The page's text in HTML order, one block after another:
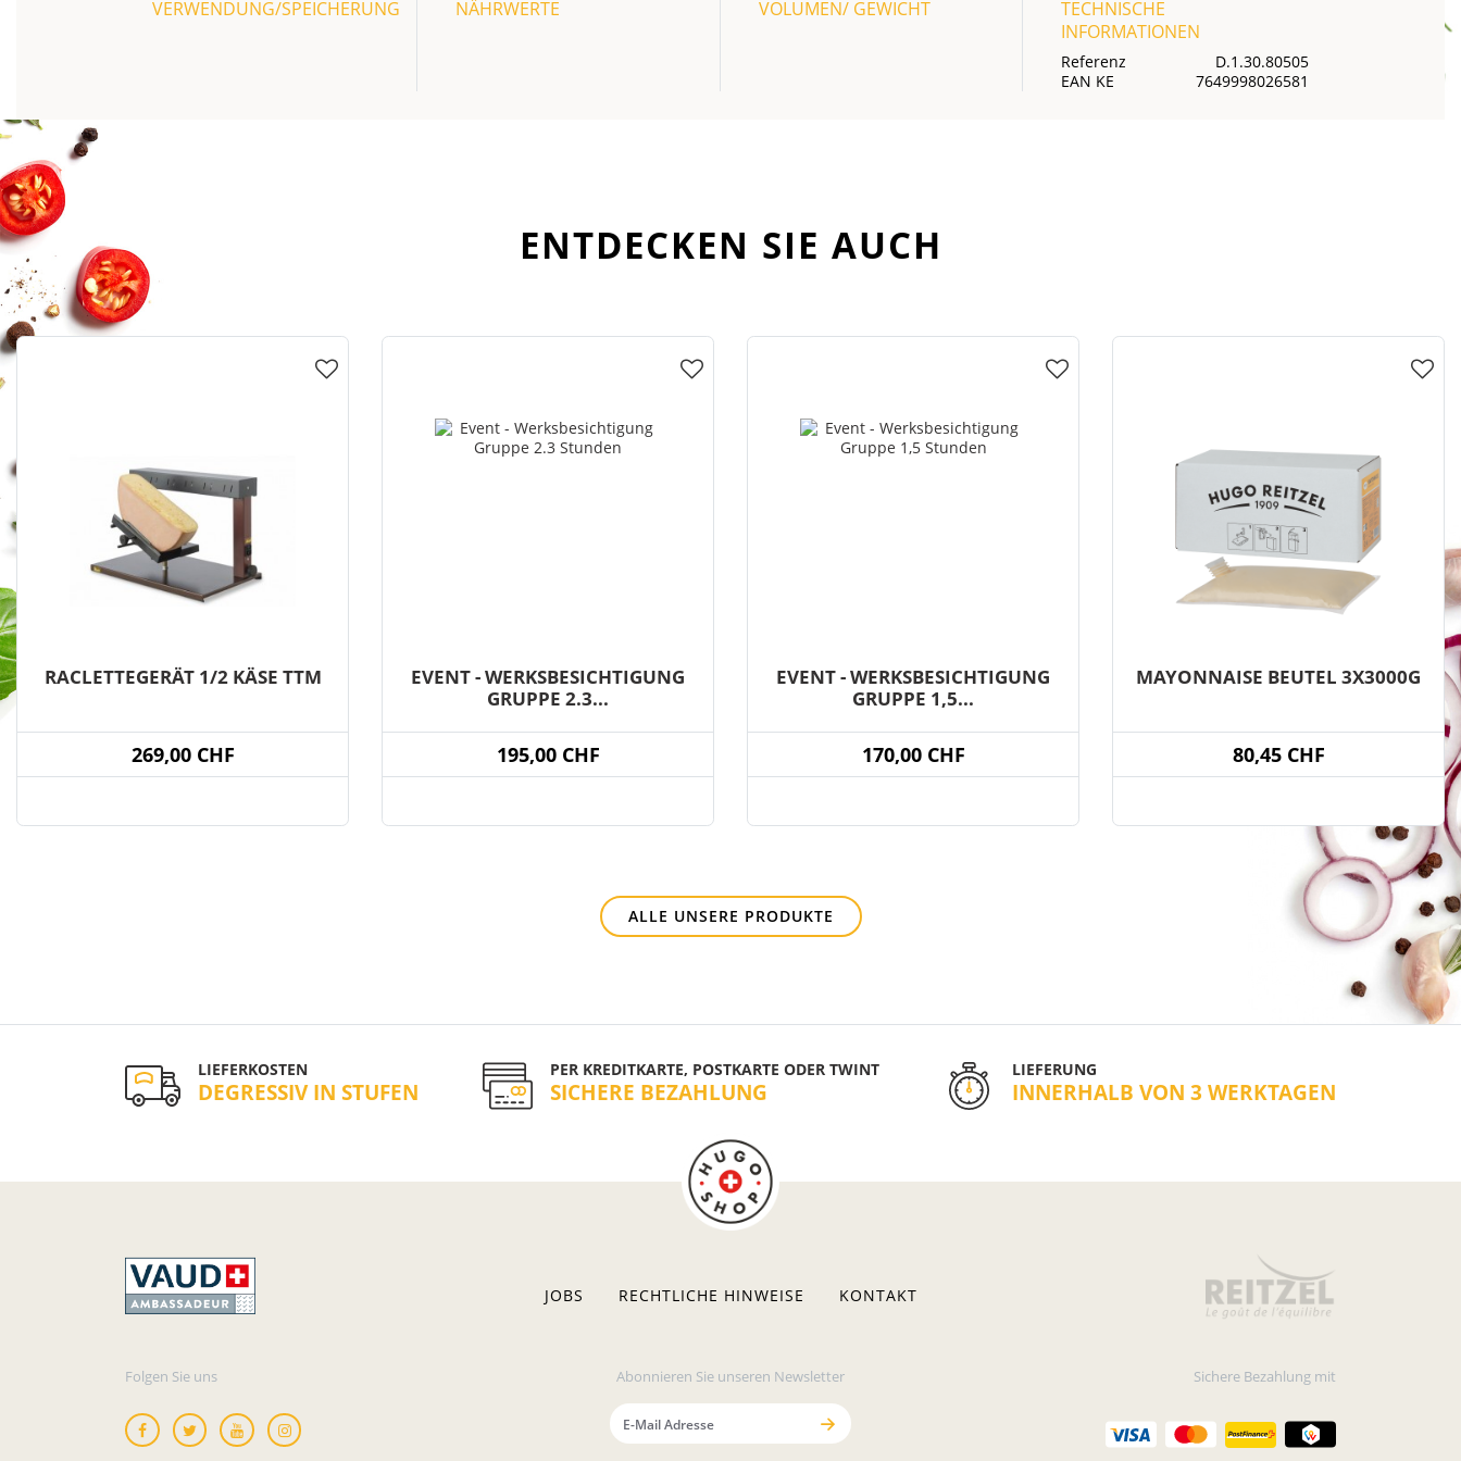
VERWENDUNG/SPEICHERUNG NÄHRWERTE VOLUMEN/ GEWICHT
TECHNISCHE
INFORMATIONEN
Referenz
D.1.30.80505
EAN KE
7649998026581
ENTDECKEN SIE AUCH
RACLETTEGERÄT 1/2 KÄSE TTM
269,00 CHF
EVENT - WERKSBESICHTIGUNG
GRUPPE 2.3...
195,00 CHF
EVENT - WERKSBESICHTIGUNG
GRUPPE 1,5...
170,00 CHF
MAYONNAISE BEUTEL 3X3000G
80,45 CHF
ALLE UNSERE PRODUKTE
LIEFERKOSTEN
DEGRESSIV IN STUFEN
PER KREDITKARTE, POSTKARTE ODER TWINT
SICHERE BEZAHLUNG
LIEFERUNG
INNERHALB VON 3 WERKTAGEN
JOBS RECHTLICHE HINWEISE KONTAKT
Abonnieren Sie unseren Newsletter
Folgen Sie uns Sichere Bezahlung mit